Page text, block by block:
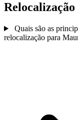
Relocalização
Quais são as
relocalização para